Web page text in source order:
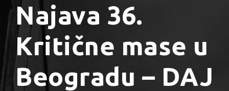
Najava 36.
Kritične mase u
Beogradu – DAJ